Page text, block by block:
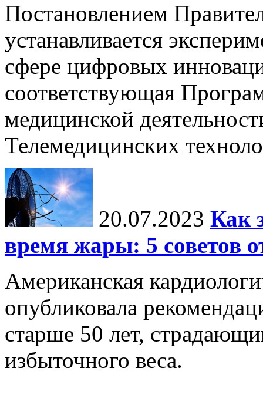
Постановлением
устанавливается
сфере цифровых
соответствующая
медицинской
Телемедицинских
20.07.2023 Как
время жары: 5 советов
Американская
опубликовала
старше 50 лет,
избыточного веса.